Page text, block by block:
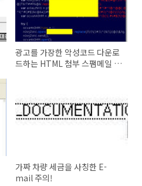
광고를 가장한 악성코드 다운로
드하는 HTML 첨부 스팸메일 주
가짜 차량 세금을 사칭한 E-
mail 주의!